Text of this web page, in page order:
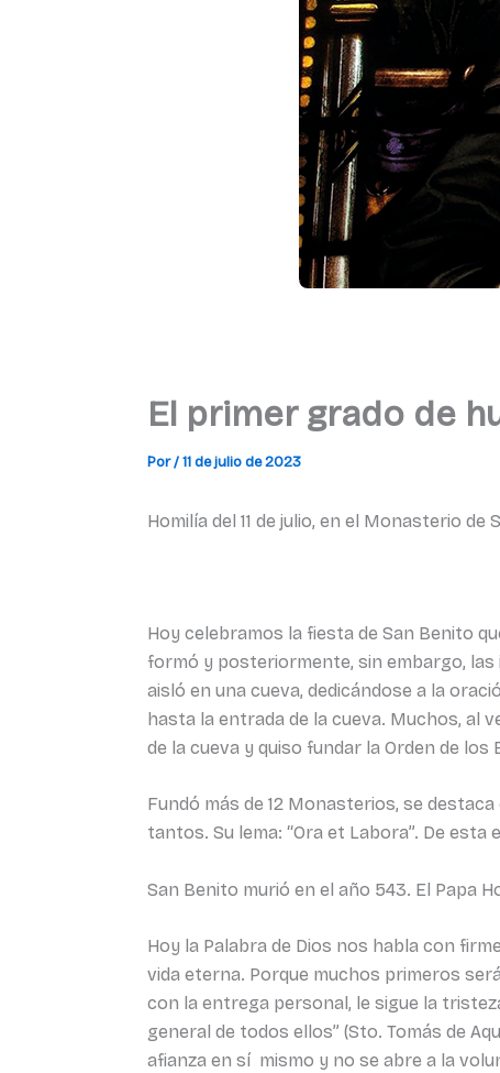
El primer grado de
Por/11 de julio de 2023
Homilía del 11 de julio, en el Monasterio
Hoy celebramos la fiesta de San Benito
formó y posteriormente, sin embargo, las
aisló en una cueva, dedicándose a la
hasta la entrada de la cueva. Muchos, al
de la cueva y quiso fundar la Orden de los
Fundó más de 12 Monasterios, se
tantos. Su lema: “Ora et Labora”. De
San Benito murió en el año 543. El Papa
Hoy la Palabra de Dios nos habla con
vida eterna. Porque muchos primeros
con la entrega personal, le sigue la
general de todos ellos” (Sto. Tomás de
afianza en sí mismo y no se abre a la